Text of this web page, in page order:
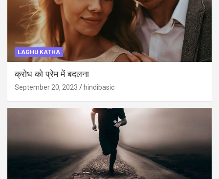
LAGHU KATHA
क्रोध को प्रेम में बदलना
September 20, 2023 hindibasic